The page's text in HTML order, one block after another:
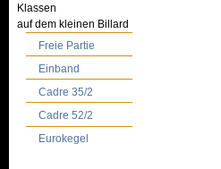
Klassen
auf dem kleinen Billard
Freie Partie
Einband
Cadre 35/2
Cadre 52/2
Eurokegel